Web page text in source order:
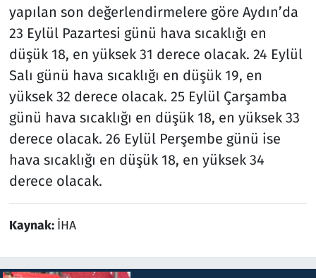
yapılan son değerlendirmelere göre Aydın’da
23 Eylül Pazartesi günü hava sıcaklığı en
düşük 18, en yüksek 31 derece olacak. 24 Eylül
Salı günü hava sıcaklığı en düşük 19, en
yüksek 32 derece olacak. 25 Eylül Çarşamba
günü hava sıcaklığı en düşük 18, en yüksek 33
derece olacak. 26 Eylül Perşembe günü ise
hava sıcaklığı en düşük 18, en yüksek 34
derece olacak.
Kaynak: İHA